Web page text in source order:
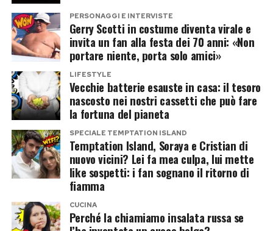
restare nel mezzo.
La risposta è chiarissima: l’amore non dovrebbe
essere il problema. Il problema, semmai, è tutto
il rumore che ancora riesce a scatenare.
Post Views: 112
Dal Cenacolo alla gondola: il Grand
Tour di J.Lo
A Milano, Jennifer Lopez ha visitato il Cenacolo
accompagnata dal direttore della Pinacoteca di
Brera. A Siena si è fatta immortalare in Piazza
PERSONAGGI E INTERVISTE
Gerry Scotti in costume diventa virale e
invita un fan alla festa dei 70 anni: «Non
portare niente, porta solo amici»
LIFESTYLE
Vecchie batterie esauste in casa: il tesoro
nascosto nei nostri cassetti che può fare
la fortuna del pianeta
SPECIALE TEMPTATION ISLAND
Temptation Island, Soraya e Cristian di
nuovo vicini? Lei fa mea culpa, lui mette
like sospetti: i fan sognano il ritorno di
fiamma
CUCINA
Perché la chiamiamo insalata russa se